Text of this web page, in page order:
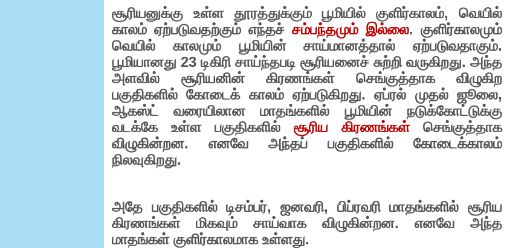
சூரியனுக்கு உள்ள தூரத்துக்கும் பூமியில் குளிர்காலம்,வெயில்
காலம் ஏற்படுவதற்கும் எந்தச் சம்பந்தமும் இல்லை. குளிர்காலமும்
வெயில் காலமும் பூமியின் சாய்மானத்தால் ஏற்படுவதாகும்.
பூமியானது 23 டிகிரி சாய்ந்தபடி சூரியனைச் சுற்றி வருகிறது. அந்த
அளவில் சூரியனின் கிரணங்கள் செங்குத்தாக விழுகிற
பகுதிகளில் கோடைக் காலம் ஏற்படுகிறது. ஏப்ரல் முதல் ஜூலை,
ஆகஸ்ட் வரையிலான மாதங்களில் பூமியின் நடுக்கோட்டுக்கு
வடக்கே உள்ள பகுதிகளில் சூரிய கிரணங்கள் செங்குத்தாக
விழுகின்றன. எனவே அந்தப் பகுதிகளில் கோடைக்காலம்
நிலவுகிறது.
அதே பகுதிகளில் டிசம்பர்,ஜனவரி, பிப்ரவரி மாதங்களில் சூரிய
கிரணங்கள் மிகவும் சாய்வாக விழுகின்றன. எனவே அந்த
மாதங்கள் குளிர்காலமாக உள்ளது.